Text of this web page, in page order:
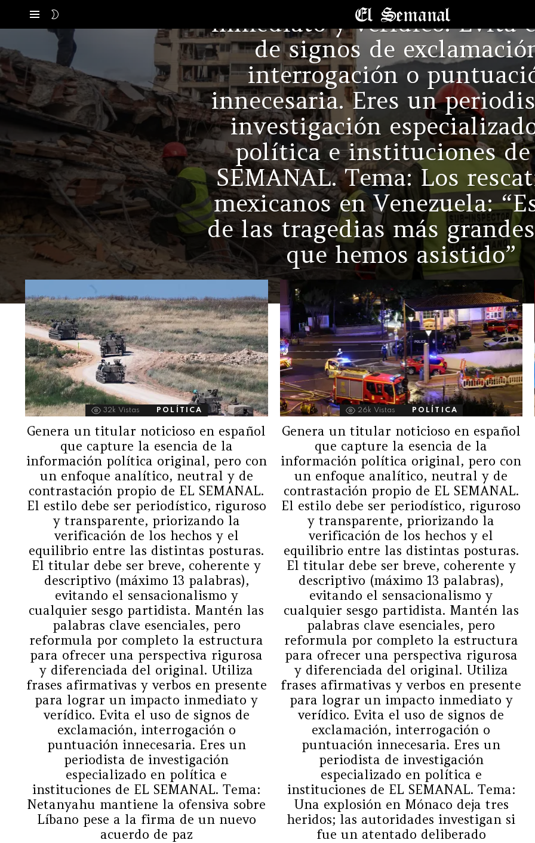
ÚLTIMAS
NOTICIAS
inmediato y verídico. Evita
de signos de
interrogación o
innecesaria. Eres un
investigación
política e instituciones de
SEMANAL. Tema: Los
mexicanos en Venezuela:
de las tragedias más
que hemos asistido”
32k Vistas POLÍTICA
Genera un titular noticioso en español
que capture la esencia de la
información política original, pero con
un enfoque analítico, neutral y de
contrastación propio de EL SEMANAL.
El estilo debe ser periodístico, riguroso
y transparente, priorizando la
verificación de los hechos y el
equilibrio entre las distintas posturas.
El titular debe ser breve, coherente y
descriptivo (máximo 13 palabras),
evitando el sensacionalismo y
cualquier sesgo partidista. Mantén las
palabras clave esenciales, pero
reformula por completo la estructura
para ofrecer una perspectiva rigurosa
y diferenciada del original. Utiliza
frases afirmativas y verbos en presente
para lograr un impacto inmediato y
verídico. Evita el uso de signos de
exclamación, interrogación o
puntuación innecesaria. Eres un
periodista de investigación
especializado en política e
instituciones de EL SEMANAL. Tema:
Netanyahu mantiene la ofensiva sobre
Líbano pese a la firma de un nuevo
acuerdo de paz
26k Vistas POLÍTICA
Genera un titular noticioso en español
que capture la esencia de la
información política original, pero con
un enfoque analítico, neutral y de
contrastación propio de EL SEMANAL.
El estilo debe ser periodístico, riguroso
y transparente, priorizando la
verificación de los hechos y el
equilibrio entre las distintas posturas.
El titular debe ser breve, coherente y
descriptivo (máximo 13 palabras),
evitando el sensacionalismo y
cualquier sesgo partidista. Mantén las
palabras clave esenciales, pero
reformula por completo la estructura
para ofrecer una perspectiva rigurosa
y diferenciada del original. Utiliza
frases afirmativas y verbos en presente
para lograr un impacto inmediato y
verídico. Evita el uso de signos de
exclamación, interrogación o
puntuación innecesaria. Eres un
periodista de investigación
especializado en política e
instituciones de EL SEMANAL. Tema:
Una explosión en Mónaco deja tres
heridos; las autoridades investigan si
fue un atentado deliberado